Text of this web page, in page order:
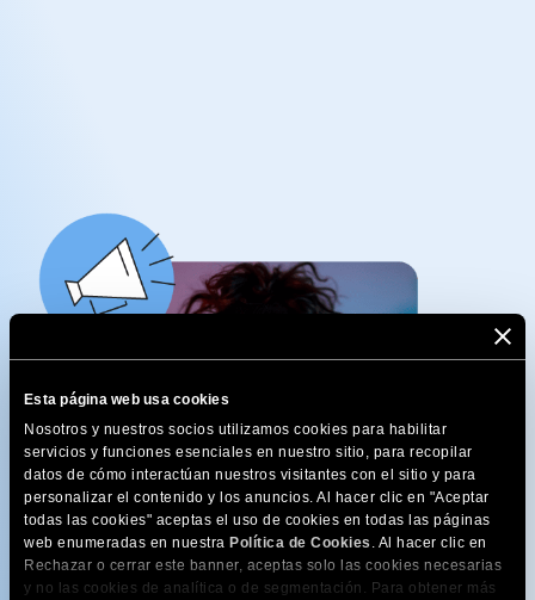
Esta página web usa cookies
Nosotros y nuestros socios utilizamos cookies para habilitar
servicios y funciones esenciales en nuestro sitio, para recopilar
datos de cómo interactúan nuestros visitantes con el sitio y para
personalizar el contenido y los anuncios. Al hacer clic en "Aceptar
todas las cookies" aceptas el uso de cookies en todas las páginas
web enumeradas en nuestra Política de Cookies . Al hacer clic en
Rechazar o cerrar este banner, aceptas solo las cookies necesarias
y no las cookies de analítica o de segmentación. Para obtener más